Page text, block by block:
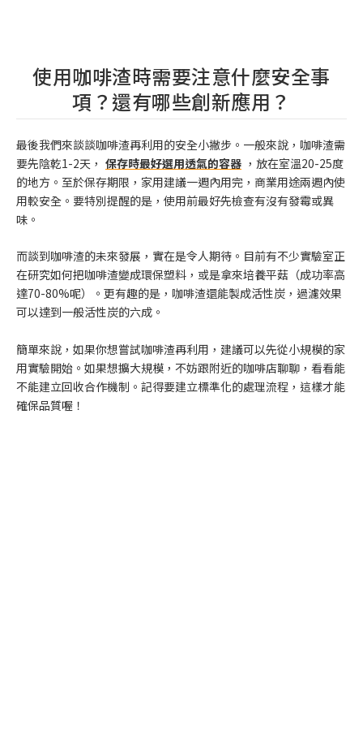
使用咖啡渣時需要注意什麼安全事
項？還有哪些創新應用？
最後我們來談談咖啡渣再利用的安全小撇步。一般來說，咖啡渣需
要先陰乾1-2天， 保存時最好選用透氣的容器 ，放在室溫20-25度
的地方。至於保存期限，家用建議一週內用完，商業用途兩週內使
用較安全。要特別提醒的是，使用前最好先檢查有沒有發霉或異
味。
而談到咖啡渣的未來發展，實在是令人期待。目前有不少實驗室正
在研究如何把咖啡渣變成環保塑料，或是拿來培養平菇（成功率高
達70-80%呢）。更有趣的是，咖啡渣還能製成活性炭，過濾效果
可以達到一般活性炭的六成。
簡單來說，如果你想嘗試咖啡渣再利用，建議可以先從小規模的家
用實驗開始。如果想擴大規模，不妨跟附近的咖啡店聊聊，看看能
不能建立回收合作機制。記得要建立標準化的處理流程，這樣才能
確保品質喔！